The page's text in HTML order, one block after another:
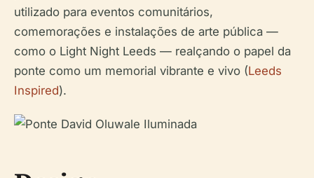
utilizado para eventos comunitários,
comemorações e instalações de arte pública —
como o Light Night Leeds — realçando o papel da
ponte como um memorial vibrante e vivo (Leeds
Inspired).